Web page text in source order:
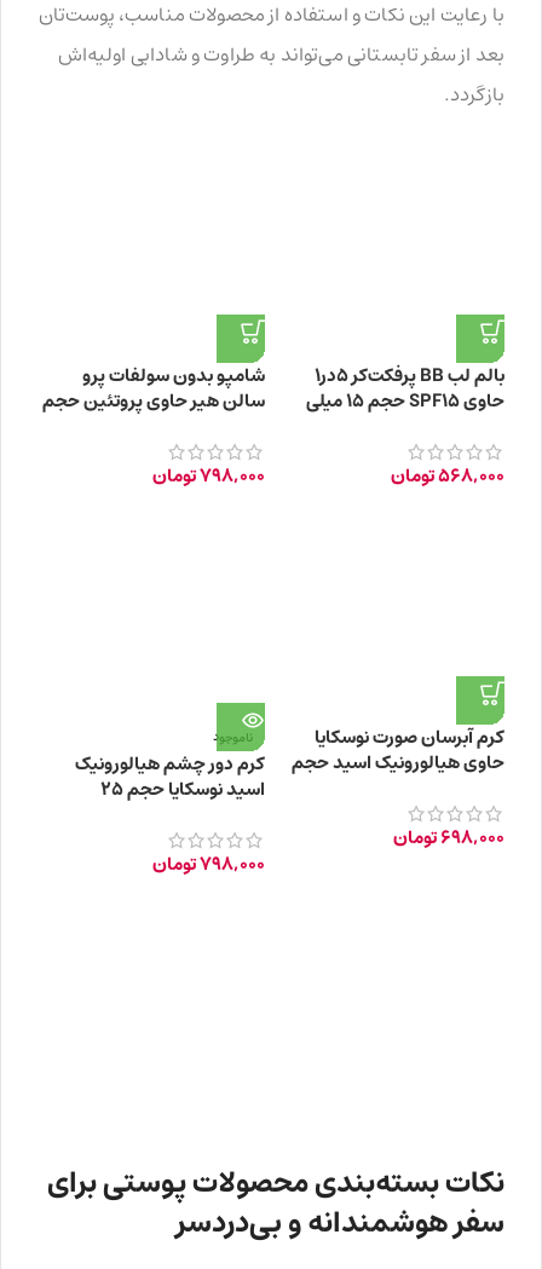
با رعایت این نکات و استفاده از محصولات مناسب، پوست‌تان
بعد از سفر تابستانی می‌تواند به طراوت و شادابی اولیه‌اش
بازگردد.
بالم لب BB پرفکت‌کر 5‌در‌1
حاوی SPF15 حجم 15 میلی
568,000تومان
شامپو بدون سولفات پرو
سالن هیر حاوی پروتئین حجم
798,000تومان
کرم آبرسان صورت نوسکایا
حاوی هیالورونیک اسید حجم
698,000تومان
ناموجود
کرم دور چشم هیالورونیک
اسید نوسکایا حجم 25
798,000تومان
نکات بسته‌بندی محصولات پوستی برای
سفر هوشمندانه و بی‌دردسر